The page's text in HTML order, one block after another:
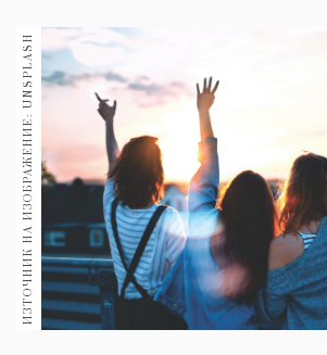
Книги
30+ 1970
Гурме 1710
Пътувай
Здраве 389
Gentlemen
382
ИЗТОЧНИК НА ИЗОБРАЖЕНИЕ: UNSPLASH